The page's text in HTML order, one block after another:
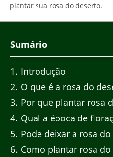
plantar sua rosa do deserto.
Sumário
1
Introdução
2 O que é a rosa do
3 Por que plantar rosa
4 Qual a época de
5 Pode deixar a rosa
6 Como plantar rosa do